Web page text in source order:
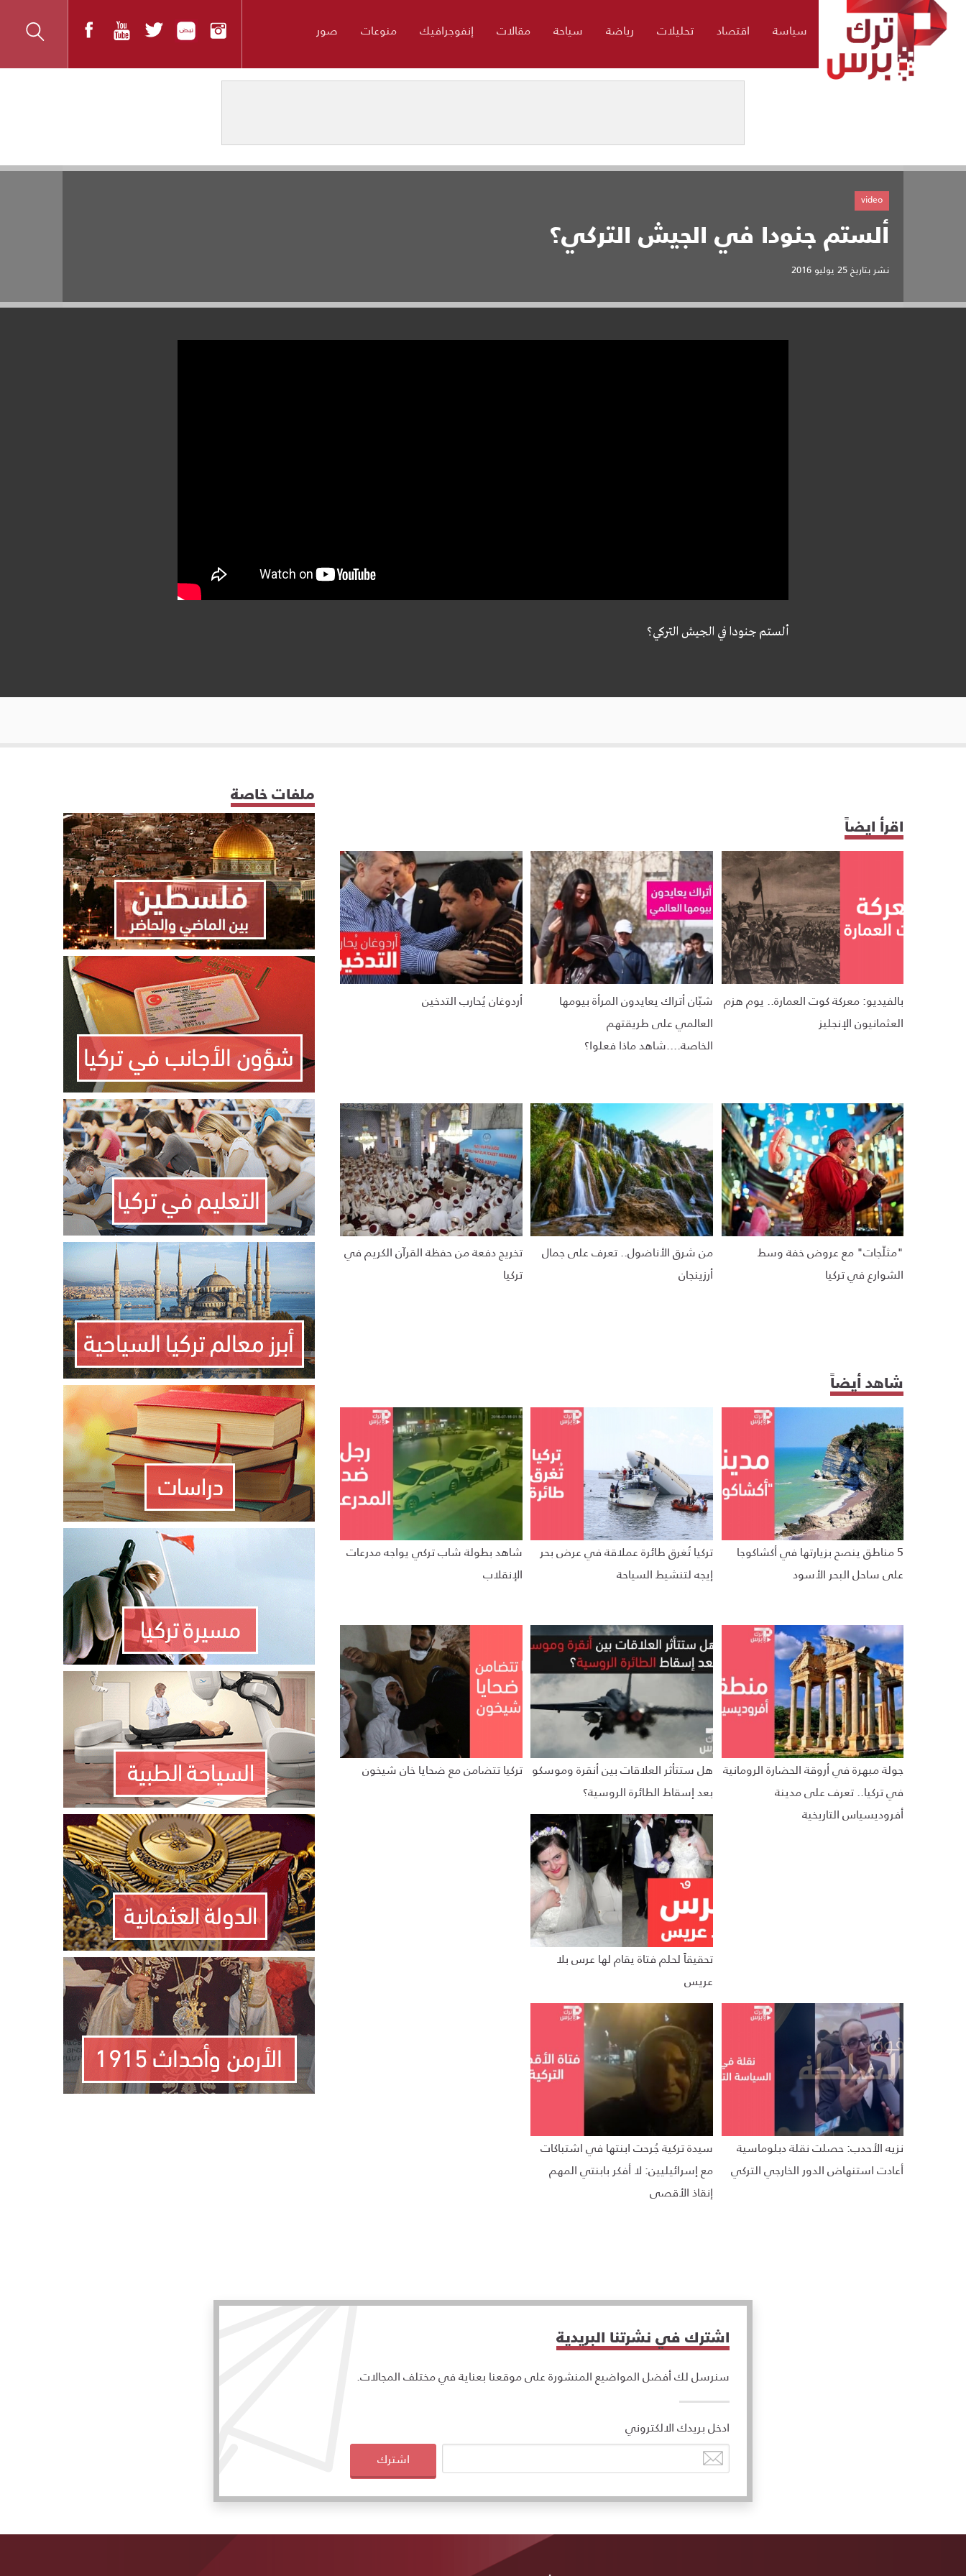
سياسة اقتصاد تحليلات رياضة سياحة مقالات إنفوجرافيك منوعات صور
ألستم جنودا في الجيش التركي؟
نشر بتاريخ25 يوليو 2016
video
ألستم جنودا في الجيش التركي؟
اقرأ ايضاً
بالفيديو: معركة كوت العمارة.. يوم هزم
العثمانيون الإنجليز
شبّان أتراك يعايدون المرأة بيومها
العالمي على طريقتهم
الخاصة....شاهد ماذا فعلوا؟
أردوغان يُحارب التدخين
"مثلّجات" مع عروض خفة وسط
الشوارع في تركيا
من شرق الأناضول.. تعرف على جمال
أرزينجان
تخريج دفعة من حفظة القرآن الكريم في
تركيا
شاهد أيضاً
5 مناطق ينصح بزيارتها في أكشاكوجا
على ساحل البحر الأسود
تركيا تُغرق طائرة عملاقة في عرض بحر
إيجه لتنشيط السياحة
شاهد بطولة شاب تركي يواجه مدرعات
الإنقلاب
جولة مبهرة في أروقة الحضارة الرومانية
في تركيا.. تعرف على مدينة
أفروديسياس التاريخية
هل ستتأثر العلاقات بين أنقرة وموسكو
بعد إسقاط الطائرة الروسية؟
تركيا تتضامن مع ضحايا خان شيخون
تحقيقاً لحلم فتاة يقام لها عرس بلا
عريس
نزيه الأحدب: حصلت نقلة دبلوماسية
أعادت استنهاض الدور الخارجي التركي
سيدة تركية جُرحت ابنتها في اشتباكات
مع إسرائيليين: لا أفكر بابنتي المهم
إنقاذ الأقصى
ملفات خاصة
اشترك في نشرتنا البريدية
سنرسل لك أفضل المواضيع المنشورة على موقعنا بعناية في مختلف المجالات.
ادخل بريدك الالكتروني
اشترك